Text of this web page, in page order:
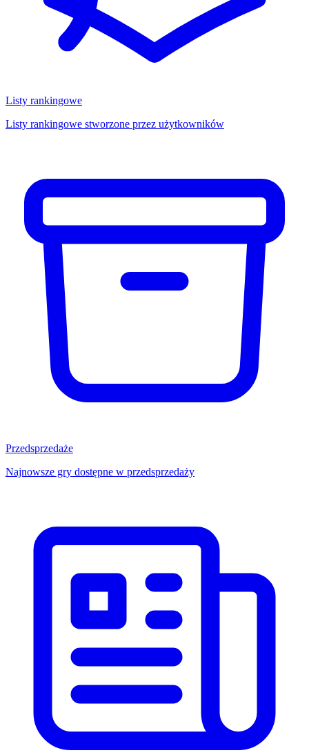
Listy rankingowe
Listy rankingowe stworzone przez użytkowników
Przedsprzedaże
Najnowsze gry dostępne w przedsprzedaży